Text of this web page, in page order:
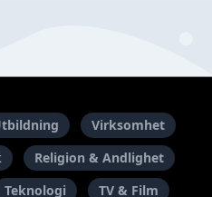
Virksomhet
Religion & Andlighet
Teknologi TV & Film